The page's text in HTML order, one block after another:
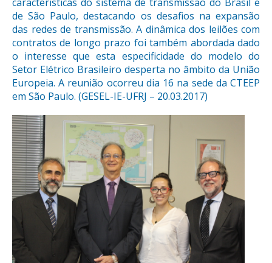
de São Paulo, destacando os desafios na expansão
das redes de transmissão. A dinâmica dos leilões com
contratos de longo prazo foi também abordada dado
o interesse que esta especificidade do modelo do
Setor Elétrico Brasileiro desperta no âmbito da União
Europeia. A reunião ocorreu dia 16 na sede da CTEEP
em São Paulo. (GESEL-IE-UFRJ – 20.03.2017)